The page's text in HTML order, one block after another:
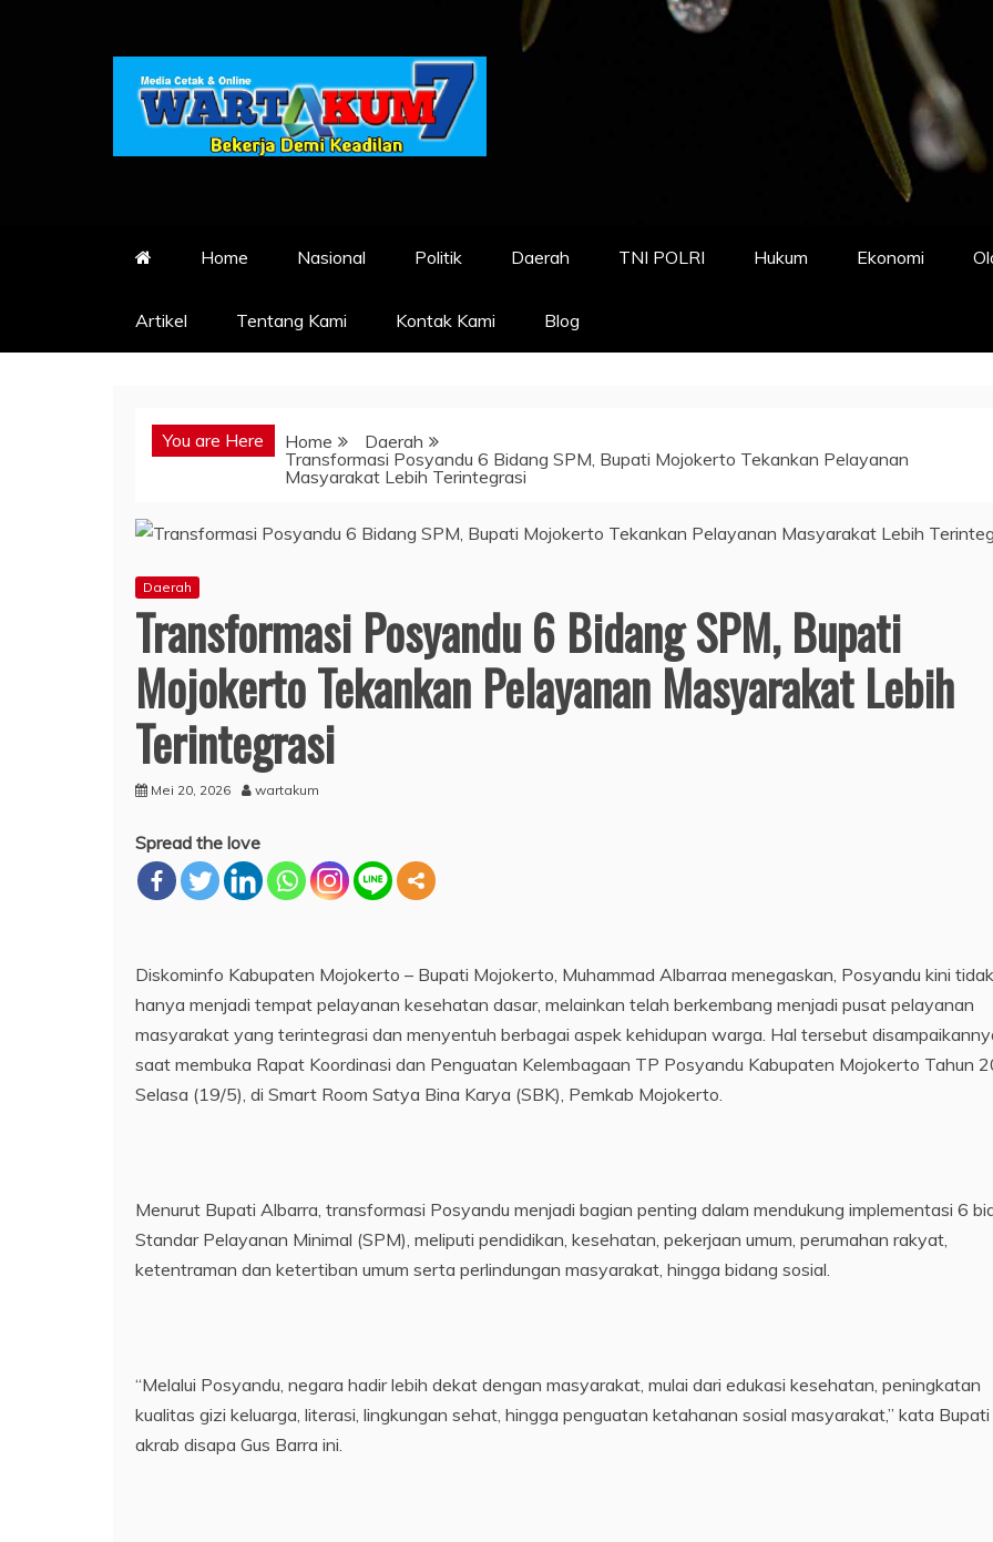
Home Nasional Politik Daerah TNI POLRI Hukum Ekonomi
Artikel Tentang Kami Kontak Kami Blog
You are Here Home
Daerah
Transformasi Posyandu 6 Bidang SPM, Bupati Mojokerto Tekankan Pelayanan
Masyarakat Lebih Terintegrasi
Daerah
Transformasi Posyandu 6 Bidang SPM, Bupati
Mojokerto Tekankan Pelayanan Masyarakat Lebih
Terintegrasi
Mei 20, 2026 wartakum
Spread the love
Diskominfo Kabupaten Mojokerto – Bupati Mojokerto, Muhammad Albarraa menegaskan, Posyandu kini
hanya menjadi tempat pelayanan kesehatan dasar, melainkan telah berkembang menjadi pusat pelayanan
masyarakat yang terintegrasi dan menyentuh berbagai aspek kehidupan warga. Hal tersebut
saat membuka Rapat Koordinasi dan Penguatan Kelembagaan TP Posyandu Kabupaten Mojokerto Tahun
Selasa (19/5), di Smart Room Satya Bina Karya (SBK), Pemkab Mojokerto.
Menurut Bupati Albarra, transformasi Posyandu menjadi bagian penting dalam mendukung implementasi 6
Standar Pelayanan Minimal (SPM), meliputi pendidikan, kesehatan, pekerjaan umum, perumahan rakyat,
ketentraman dan ketertiban umum serta perlindungan masyarakat, hingga bidang sosial.
“Melalui Posyandu, negara hadir lebih dekat dengan masyarakat, mulai dari edukasi kesehatan, peningkatan
kualitas gizi keluarga, literasi, lingkungan sehat, hingga penguatan ketahanan sosial masyarakat,” kata
akrab disapa Gus Barra ini.